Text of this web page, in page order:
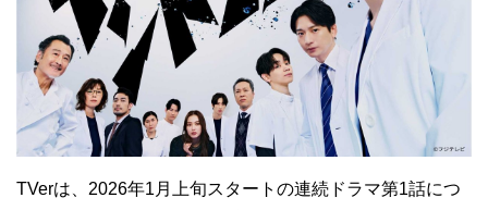
TVerは、2026年1月上旬スタートの連続ドラマ第1話につ